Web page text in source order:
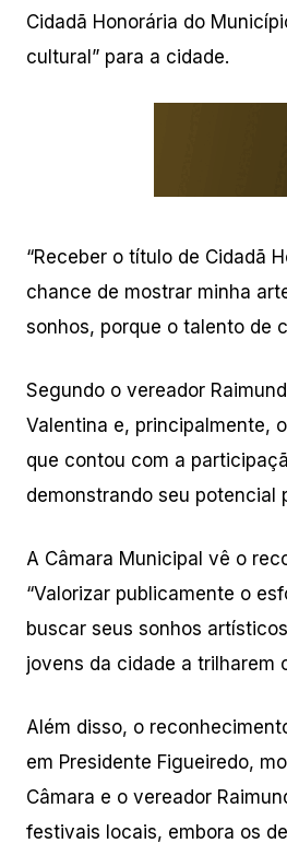
Cidadã Honorária do
cultural” para a cidade.
“Receber o título de Cidadã
chance de mostrar minha
sonhos, porque o talento de
Segundo o vereador
Valentina e, principalmente,
que contou com a
demonstrando seu potencial
A Câmara Municipal vê o
“Valorizar publicamente o
buscar seus sonhos
jovens da cidade a trilharem
Além disso, o
em Presidente Figueiredo,
Câmara e o vereador
festivais locais, embora os